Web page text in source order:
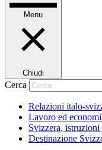
Menu
Chiudi
Cerca
Relazioni italo-
Lavoro ed
Svizzera, istruzioni
Destinazione